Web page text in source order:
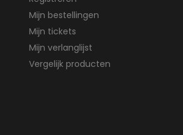
Mijn bestellingen
Mijn tickets
Mijn verlanglijst
Vergelijk producten